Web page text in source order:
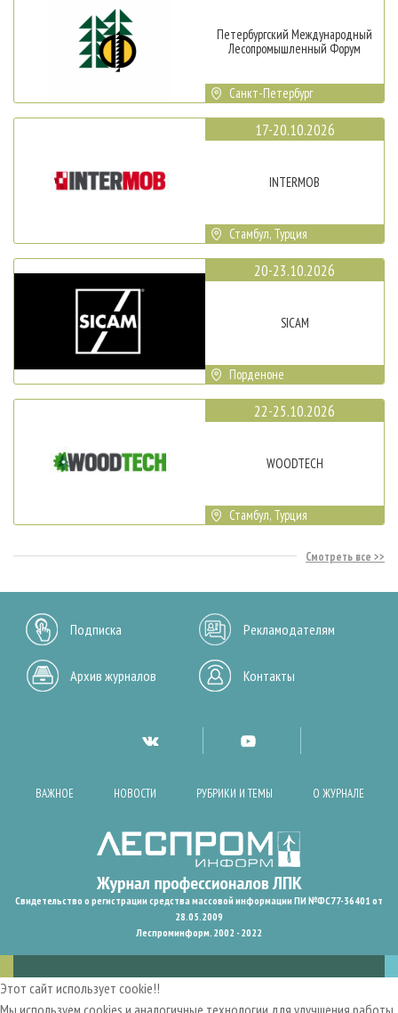
Петербургский Международный
Лесопромышленный Форум
Санкт-Петербург
17-20.10.2026
INTERMOB
Стамбул, Турция
20-23.10.2026
SICAM
Порденоне
22-25.10.2026
WOODTECH
Стамбул, Турция
Смотреть все
Подписка Рекламодателям
Архив журналов Контакты
ВАЖНОЕ НОВОСТИ РУБРИКИ И ТЕМЫ О ЖУРНАЛЕ
Свидетельство о регистрации средства массовой информации ПИ №ФС77-36401 от
28.05.2009
Леспроминформ. 2002 - 2022
Этот сайт использует cookie!!